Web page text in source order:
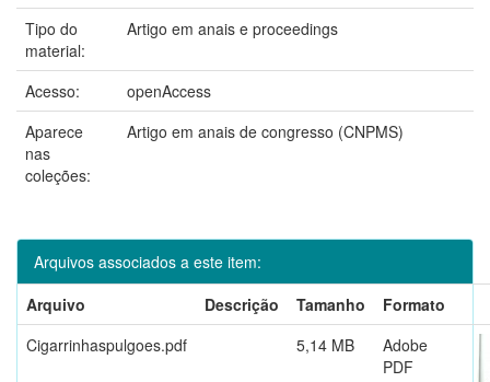
Tipo do
material:
Artigo em anais e proceedings
Acesso:
openAccess
Aparece
nas
coleções:
Artigo em anais de congresso (CNPMS)
Arquivos associados a este item:
Arquivo
Descrição Tamanho
Formato
Cigarrinhaspulgoes.pdf
5,14 MB
Adobe
PDF